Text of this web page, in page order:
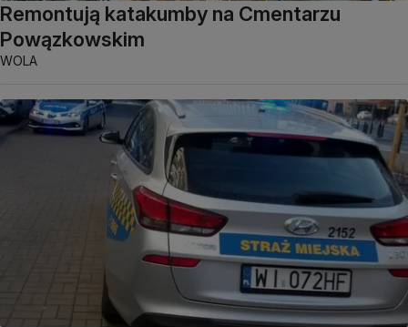
Remontują katakumby na Cmentarzu
Powązkowskim
WOLA